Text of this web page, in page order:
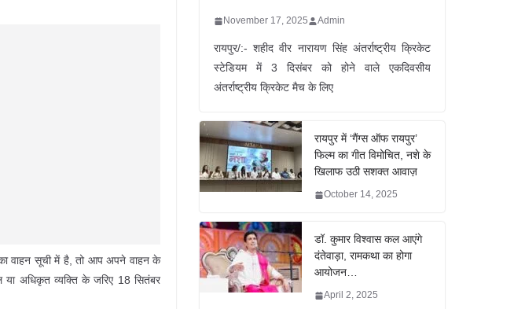
वाहन सूची में है, तो आप अपने वाहन के
अधिकृत व्यक्ति के जरिए 18 सितंबर
November 17, 2025 Admin
रायपुर/:- शहीद वीर नारायण सिंह अंतर्राष्ट्रीय क्रिकेट
स्टेडियम में 3 दिसंबर को होने वाले एकदिवसीय
अंतर्राष्ट्रीय क्रिकेट मैच के लिए
रायपुर में ‘गैंग्स ऑफ रायपुर’
फिल्म का गीत विमोचित, नशे के
खिलाफ उठी सशक्त आवाज़
October 14, 2025
डॉ. कुमार विश्वास कल आएंगे
दंतेवाड़ा, रामकथा का होगा
आयोजन…
April 2, 2025